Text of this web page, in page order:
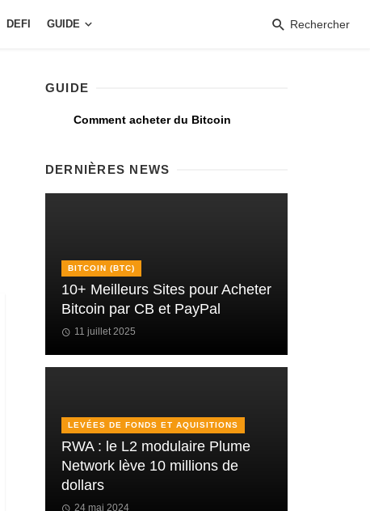
DEFI GUIDE Rechercher
GUIDE
Comment acheter du Bitcoin
DERNIÈRES NEWS
BITCOIN (BTC)
10+ Meilleurs Sites pour Acheter
Bitcoin par CB et PayPal
11 juillet 2025
LEVÉES DE FONDS ET AQUISITIONS
RWA : le L2 modulaire Plume
Network lève 10 millions de
dollars
24 mai 2024